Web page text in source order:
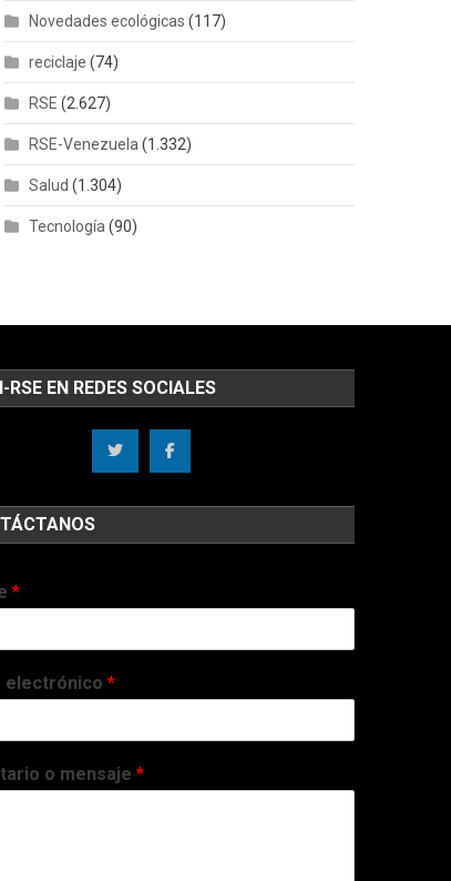
Novedades ecológicas (117)
reciclaje (74)
RSE (2.627)
RSE-Venezuela (1.332)
Salud (1.304)
Tecnología (90)
RSE EN REDES SOCIALES
*
electrónico *
o mensaje *